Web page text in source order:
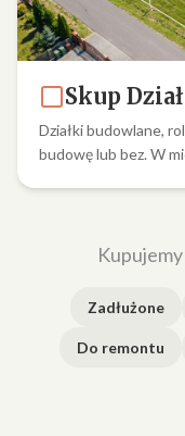
Skup
Działki budowlane,
budowę lub bez. W
Zadłużone
Do remontu